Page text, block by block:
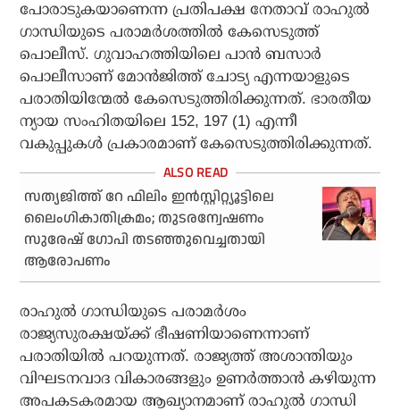
പോരാടുകയാണെന്ന പ്രതിപക്ഷ നേതാവ് രാഹുല്‍
ഗാന്ധിയുടെ പരാമര്‍ശത്തില്‍ കേസെടുത്ത്
പൊലീസ്. ഗുവാഹത്തിയിലെ പാന്‍ ബസാര്‍
പൊലീസാണ് മോന്‍ജിത്ത് ചോട്യ എന്നയാളുടെ
പരാതിയിന്മേല്‍ കേസെടുത്തിരിക്കുന്നത്. ഭാരതീയ
ന്യായ സംഹിതയിലെ 152, 197 (1) എന്നീ
വകുപ്പുകള്‍ പ്രകാരമാണ് കേസെടുത്തിരിക്കുന്നത്.
സത്യജിത്ത് റേ ഫിലിം ഇന്‍സ്റ്റിറ്റ്യൂട്ടിലെ
ലൈംഗികാതിക്രമം; തുടരന്വേഷണം
സുരേഷ് ഗോപി തടഞ്ഞുവെച്ചതായി
ആരോപണം
രാഹുല്‍ ഗാന്ധിയുടെ പരാമര്‍ശം
രാജ്യസുരക്ഷയ്ക്ക് ഭീഷണിയാണെന്നാണ്
പരാതിയില്‍ പറയുന്നത്. രാജ്യത്ത് അശാന്തിയും
വിഘടനവാദ വികാരങ്ങളും ഉണര്‍ത്താന്‍ കഴിയുന്ന
അപകടകരമായ ആഖ്യാനമാണ് രാഹുല്‍ ഗാന്ധി